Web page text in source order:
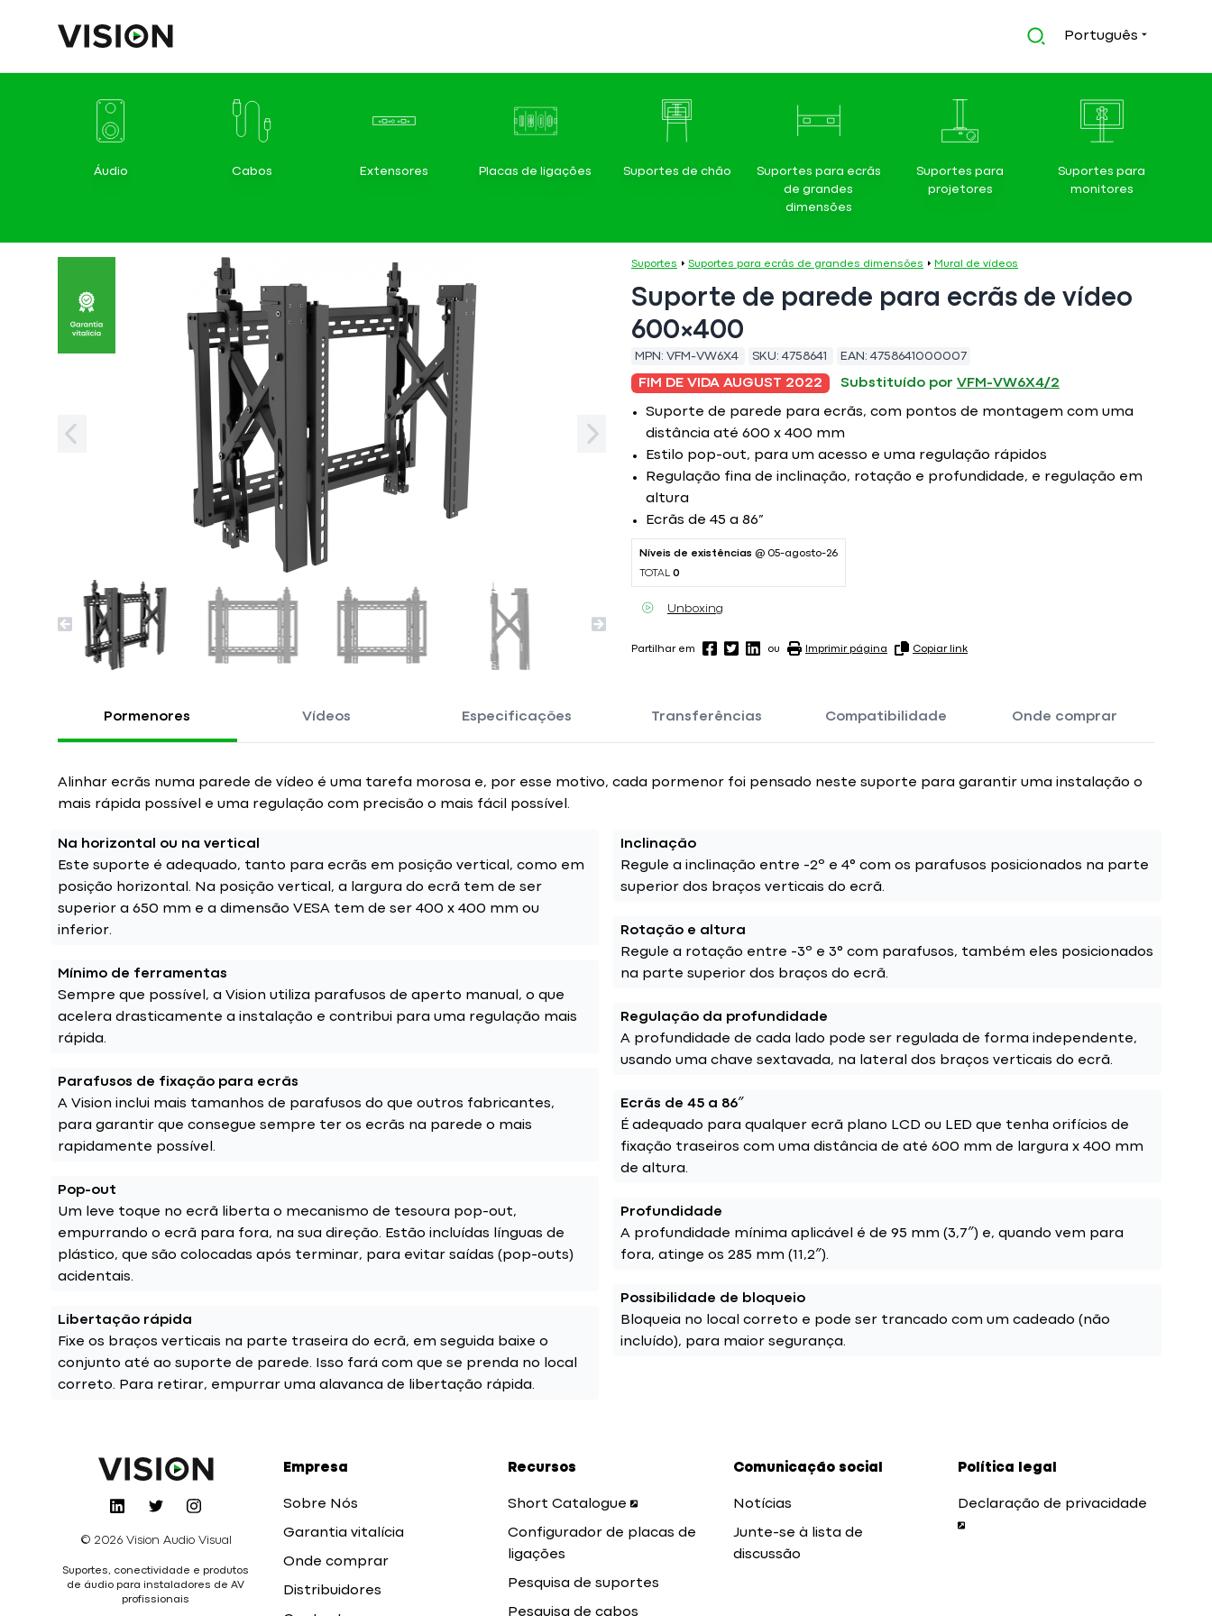
Português
Áudio Cabos Extensores Placas de ligações Suportes de chão
Suportes para ecrãs
de grandes
dimensões
Suportes para
projetores
Suportes para
monitores
Suportes Suportes para ecrãs de grandes dimensões Mural de vídeos
Suporte de parede para ecrãs de vídeo
600×400
MPN: VFM-VW6X4 SKU: 4758641 EAN: 4758641000007
FIM DE VIDA AUGUST 2022 Substituído por VFM-VW6X4/2
Suporte de parede para ecrãs, com pontos de montagem com uma
distância até 600 x 400 mm
Estilo pop-out, para um acesso e uma regulação rápidos
Regulação fina de inclinação, rotação e profundidade, e regulação em
altura
Ecrãs de 45 a 86”
Níveis de existências @ 05-agosto-26
TOTAL 0
Unboxing
Partilhar em ou Imprimir página Copiar link
Pormenores Vídeos Especificações Transferências Compatibilidade Onde comprar
Alinhar ecrãs numa parede de vídeo é uma tarefa morosa e, por esse motivo, cada pormenor foi pensado neste suporte para garantir uma instalação o
mais rápida possível e uma regulação com precisão o mais fácil possível.
Na horizontal ou na vertical
Este suporte é adequado, tanto para ecrãs em posição vertical, como em
posição horizontal. Na posição vertical, a largura do ecrã tem de ser
superior a 650 mm e a dimensão VESA tem de ser 400 x 400 mm ou
inferior.
Mínimo de ferramentas
Sempre que possível, a Vision utiliza parafusos de aperto manual, o que
acelera drasticamente a instalação e contribui para uma regulação mais
rápida.
Parafusos de fixação para ecrãs
A Vision inclui mais tamanhos de parafusos do que outros fabricantes,
para garantir que consegue sempre ter os ecrãs na parede o mais
rapidamente possível.
Pop-out
Um leve toque no ecrã liberta o mecanismo de tesoura pop-out,
empurrando o ecrã para fora, na sua direção. Estão incluídas línguas de
plástico, que são colocadas após terminar, para evitar saídas (pop-outs)
acidentais.
Libertação rápida
Fixe os braços verticais na parte traseira do ecrã, em seguida baixe o
conjunto até ao suporte de parede. Isso fará com que se prenda no local
correto. Para retirar, empurrar uma alavanca de libertação rápida.
Inclinação
Regule a inclinação entre -2º e 4° com os parafusos posicionados na parte
superior dos braços verticais do ecrã.
Rotação e altura
Regule a rotação entre -3º e 3° com parafusos, também eles posicionados
na parte superior dos braços do ecrã.
Regulação da profundidade
A profundidade de cada lado pode ser regulada de forma independente,
usando uma chave sextavada, na lateral dos braços verticais do ecrã.
Ecrãs de 45 a 86″
É adequado para qualquer ecrã plano LCD ou LED que tenha orifícios de
fixação traseiros com uma distância de até 600 mm de largura x 400 mm
de altura.
Profundidade
A profundidade mínima aplicável é de 95 mm (3,7″) e, quando vem para
fora, atinge os 285 mm (11,2″).
Possibilidade de bloqueio
Bloqueia no local correto e pode ser trancado com um cadeado (não
incluído), para maior segurança.
© 2026 Vision Audio Visual
Suportes, conectividade e produtos
de áudio para instaladores de AV
profissionais
Empresa
Sobre Nós
Garantia vitalícia
Onde comprar
Distribuidores
Recursos
Short Catalogue
Configurador de placas de
ligações
Pesquisa de suportes
Pesquisa de cabos
Comunicação social
Notícias
Junte-se à lista de
discussão
Política legal
Declaração de privacidade